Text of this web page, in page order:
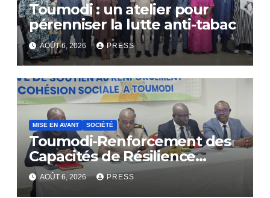
Toumodi : un atelier pour
pérenniser la lutte anti-tabac
AOÛT 6, 2026 PRESS
MISE EN AVANT SOCIÉTÉ
Toumodi-Renforcement des
Capacités de Résilience
Communautaire
AOÛT 6, 2026 PRESS